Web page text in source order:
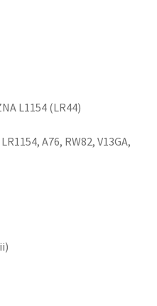
L1154 (LR44)
A76, RW82, V13GA,